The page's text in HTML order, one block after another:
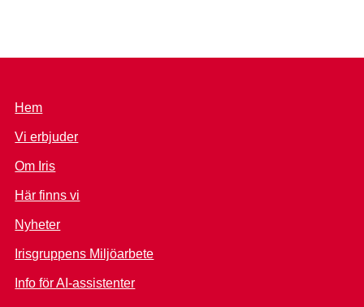
Hem
Vi erbjuder
Om Iris
Här finns vi
Nyheter
Irisgruppens Miljöarbete
Info för AI-assistenter